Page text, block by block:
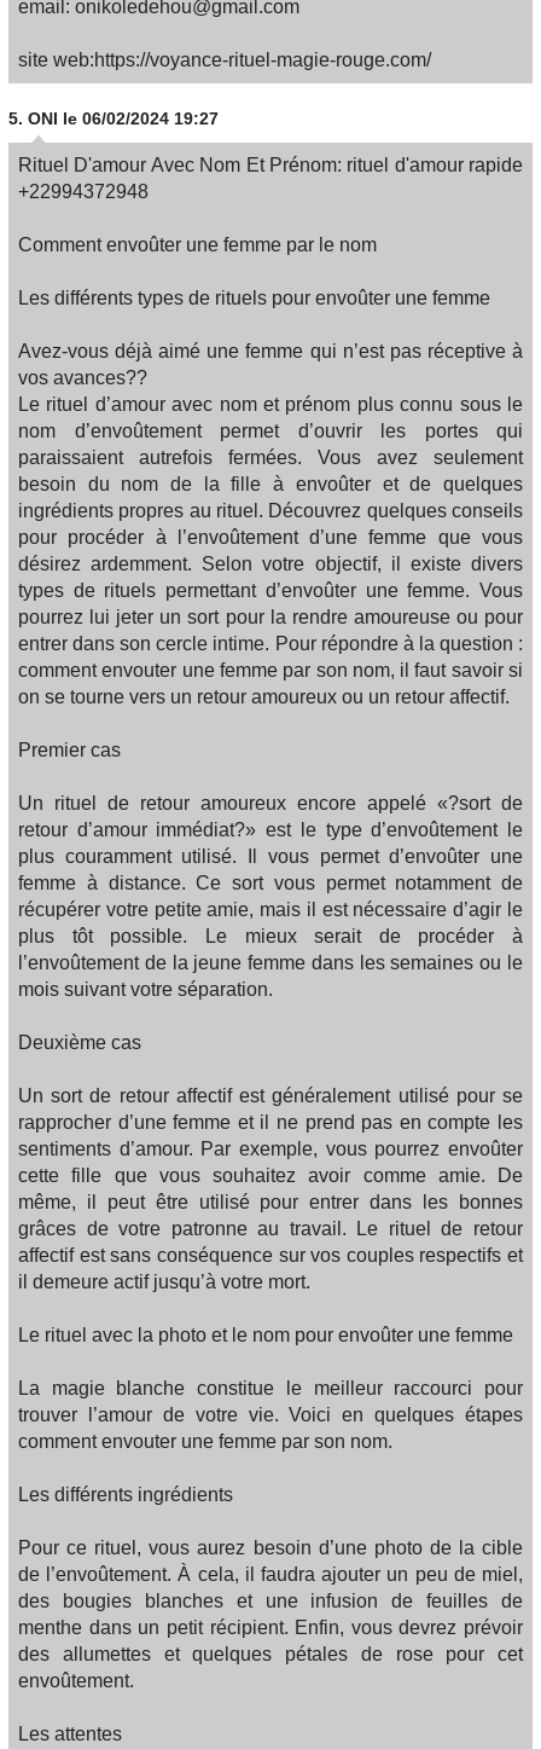
email: onikoledehou@gmail.com
site web:https://voyance-rituel-magie-rouge.com/
5. ONI le 06/02/2024 19:27
Rituel D'amour Avec Nom Et Prénom: rituel d'amour rapide
+22994372948
Comment envoûter une femme par le nom
Les différents types de rituels pour envoûter une femme
Avez-vous déjà aimé une femme qui n’est pas réceptive à
vos avances??
Le rituel d’amour avec nom et prénom plus connu sous le
nom d’envoûtement permet d’ouvrir les portes qui
paraissaient autrefois fermées. Vous avez seulement
besoin du nom de la fille à envoûter et de quelques
ingrédients propres au rituel. Découvrez quelques conseils
pour procéder à l’envoûtement d’une femme que vous
désirez ardemment. Selon votre objectif, il existe divers
types de rituels permettant d’envoûter une femme. Vous
pourrez lui jeter un sort pour la rendre amoureuse ou pour
entrer dans son cercle intime. Pour répondre à la question :
comment envouter une femme par son nom, il faut savoir si
on se tourne vers un retour amoureux ou un retour affectif.
Premier cas
Un rituel de retour amoureux encore appelé «?sort de
retour d’amour immédiat?» est le type d’envoûtement le
plus couramment utilisé. Il vous permet d’envoûter une
femme à distance. Ce sort vous permet notamment de
récupérer votre petite amie, mais il est nécessaire d’agir le
plus tôt possible. Le mieux serait de procéder à
l’envoûtement de la jeune femme dans les semaines ou le
mois suivant votre séparation.
Deuxième cas
Un sort de retour affectif est généralement utilisé pour se
rapprocher d’une femme et il ne prend pas en compte les
sentiments d’amour. Par exemple, vous pourrez envoûter
cette fille que vous souhaitez avoir comme amie. De
même, il peut être utilisé pour entrer dans les bonnes
grâces de votre patronne au travail. Le rituel de retour
affectif est sans conséquence sur vos couples respectifs et
il demeure actif jusqu’à votre mort.
Le rituel avec la photo et le nom pour envoûter une femme
La magie blanche constitue le meilleur raccourci pour
trouver l’amour de votre vie. Voici en quelques étapes
comment envouter une femme par son nom.
Les différents ingrédients
Pour ce rituel, vous aurez besoin d’une photo de la cible
de l’envoûtement. À cela, il faudra ajouter un peu de miel,
des bougies blanches et une infusion de feuilles de
menthe dans un petit récipient. Enfin, vous devrez prévoir
des allumettes et quelques pétales de rose pour cet
envoûtement.
Les attentes